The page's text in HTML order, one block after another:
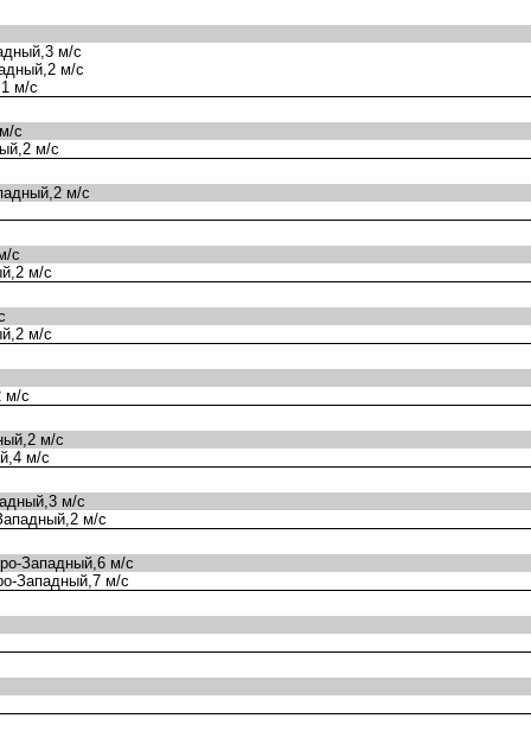
м/с
м/с
м/с
с
м/с
м/с
с
м/с
м/с
м/с
м/с
м/с
м/с
м/с
Западный,6 м/с
Западный,7 м/с